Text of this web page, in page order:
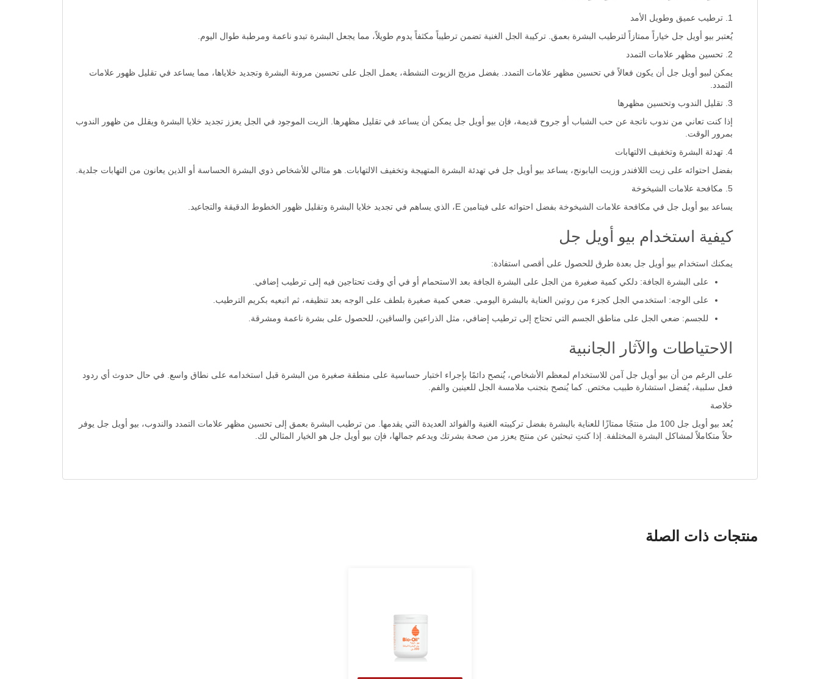
1. ترطيب عميق وطويل الأمد
يُعتبر بيو أويل جل خياراً ممتازاً لترطيب البشرة بعمق. تركيبة الجل الغنية تضمن ترطيباً مكثفاً يدوم طويلاً، مما يجعل البشرة تبدو ناعمة ومرطبة طوال اليوم.
2. تحسين مظهر علامات التمدد
يمكن لبيو أويل جل أن يكون فعالاً في تحسين مظهر علامات التمدد. بفضل مزيج الزيوت النشطة، يعمل الجل على تحسين مرونة البشرة وتجديد خلاياها، مما يساعد في تقليل ظهور علامات
التمدد.
3. تقليل الندوب وتحسين مظهرها
إذا كنت تعاني من ندوب ناتجة عن حب الشباب أو جروح قديمة، فإن بيو أويل جل يمكن أن يساعد في تقليل مظهرها. الزيت الموجود في الجل يعزز تجديد خلايا البشرة ويقلل من ظهور الندوب
بمرور الوقت.
4. تهدئة البشرة وتخفيف الالتهابات
بفضل احتوائه على زيت اللافندر وزيت البابونج، يساعد بيو أويل جل في تهدئة البشرة المتهيجة وتخفيف الالتهابات. هو مثالي للأشخاص ذوي البشرة الحساسة أو الذين يعانون من التهابات جلدية.
5. مكافحة علامات الشيخوخة
يساعد بيو أويل جل في مكافحة علامات الشيخوخة بفضل احتوائه على فيتامين E، الذي يساهم في تجديد خلايا البشرة وتقليل ظهور الخطوط الدقيقة والتجاعيد.
كيفية استخدام بيو أويل جل
يمكنك استخدام بيو أويل جل بعدة طرق للحصول على أقصى استفادة:
على البشرة الجافة: دلكي كمية صغيرة من الجل على البشرة الجافة بعد الاستحمام أو في أي وقت تحتاجين فيه إلى ترطيب إضافي.
على الوجه: استخدمي الجل كجزء من روتين العناية بالبشرة اليومي. ضعي كمية صغيرة بلطف على الوجه بعد تنظيفه، ثم اتبعيه بكريم الترطيب.
للجسم: ضعي الجل على مناطق الجسم التي تحتاج إلى ترطيب إضافي، مثل الذراعين والساقين، للحصول على بشرة ناعمة ومشرقة.
الاحتياطات والآثار الجانبية
على الرغم من أن بيو أويل جل آمن للاستخدام لمعظم الأشخاص، يُنصح دائمًا بإجراء اختبار حساسية على منطقة صغيرة من البشرة قبل استخدامه على نطاق واسع. في حال حدوث أي ردود
فعل سلبية، يُفضل استشارة طبيب مختص. كما يُنصح بتجنب ملامسة الجل للعينين والفم.
خلاصة
يُعد بيو أويل جل 100 مل منتجًا ممتازًا للعناية بالبشرة بفضل تركيبته الغنية والفوائد العديدة التي يقدمها. من ترطيب البشرة بعمق إلى تحسين مظهر علامات التمدد والندوب، بيو أويل جل يوفر
حلاً متكاملاً لمشاكل البشرة المختلفة. إذا كنتِ تبحثين عن منتج يعزز من صحة بشرتك ويدعم جمالها، فإن بيو أويل جل هو الخيار المثالي لك.
منتجات ذات الصلة